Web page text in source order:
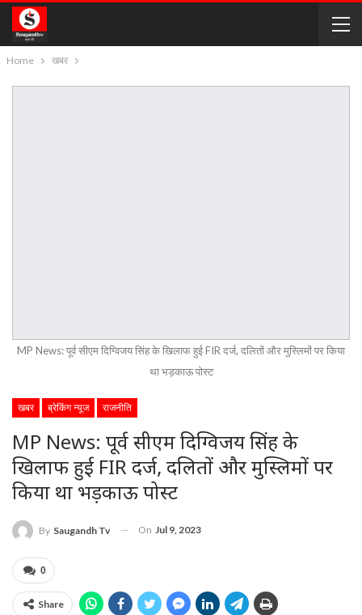
Home खबर
MP News: पूर्व सीएम दिग्विजय सिंह के खिलाफ हुई FIR दर्ज, दलितों और मुस्लिमों पर किया
था भड़काऊ पोस्ट
खबर ब्रेकिंग न्यूज राजनीति
MP News: पूर्व सीएम दिग्विजय सिंह के
खिलाफ हुई FIR दर्ज, दलितों और मुस्लिमों पर
किया था भड़काऊ पोस्ट
By Saugandh Tv On Jul 9, 2023
0
Share